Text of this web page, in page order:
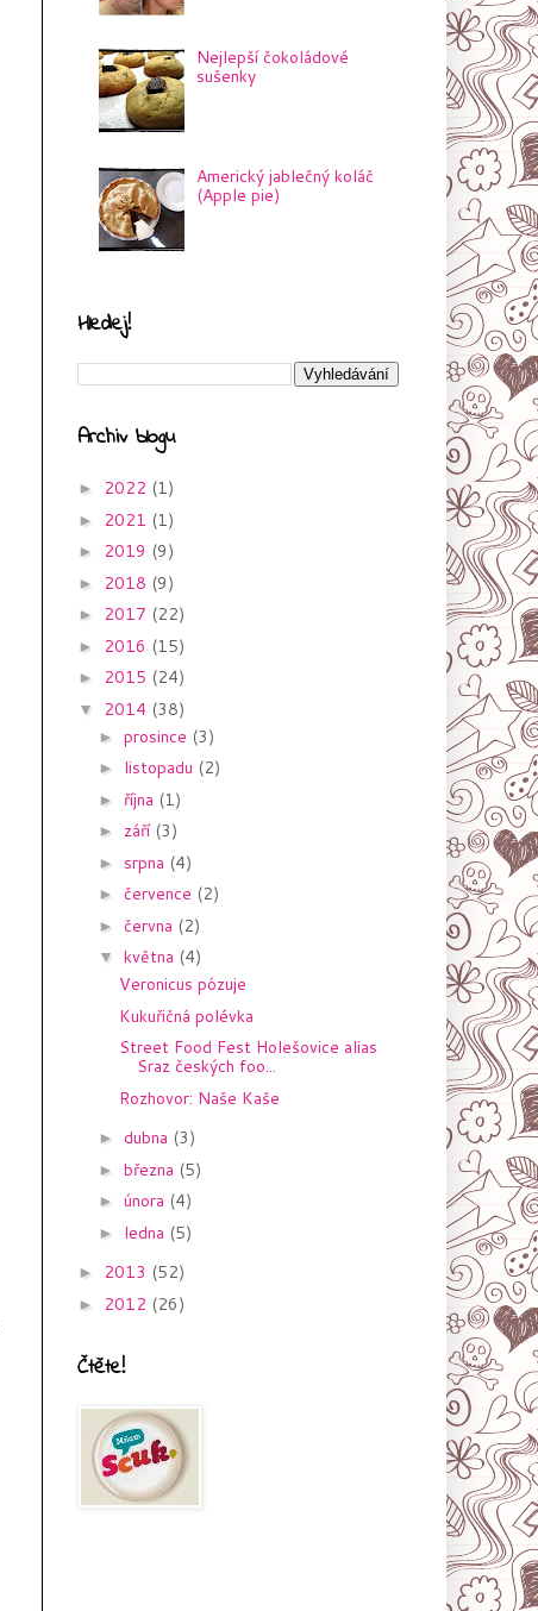
Nejlepší čokoládové
sušenky
Americký jablečný koláč
(Apple pie)
Hledej!
Archiv blogu
► 2022 (1)
► 2021 (1)
► 2019 (9)
► 2018 (9)
► 2017 (22)
► 2016 (15)
► 2015 (24)
▼ 2014 (38)
► prosince (3)
► listopadu (2)
► října (1)
► září (3)
► srpna (4)
► července (2)
► června (2)
▼ května (4)
Veronicus pózuje
Kukuřičná polévka
Street Food Fest Holešovice alias
Sraz českých foo...
Rozhovor: Naše Kaše
► dubna (3)
► března (5)
► února (4)
► ledna (5)
► 2013 (52)
► 2012 (26)
Čtěte!